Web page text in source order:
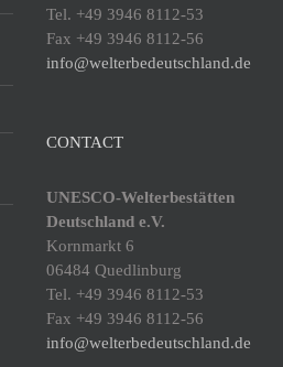
Tel. +49 3946 8112-53
Fax +49 3946 8112-56
info@welterbedeutschland.de
CONTACT
UNESCO-Welterbestätten
Deutschland e.V.
Kornmarkt 6
06484 Quedlinburg
Tel. +49 3946 8112-53
Fax +49 3946 8112-56
info@welterbedeutschland.de